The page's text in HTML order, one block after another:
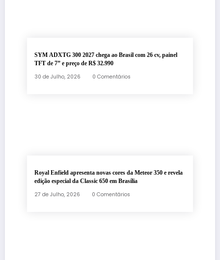
SYM ADXTG 300 2027 chega ao Brasil com 26 cv, painel
TFT de 7” e preço de R$ 32.990
30 de Julho, 2026 0 Comentários
Royal Enfield apresenta novas cores da Meteor 350 e revela
edição especial da Classic 650 em Brasília
27 de Julho, 2026 0 Comentários